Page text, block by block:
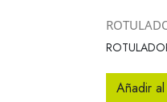
Añadir